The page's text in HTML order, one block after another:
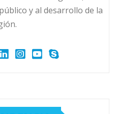
y al desarrollo de la